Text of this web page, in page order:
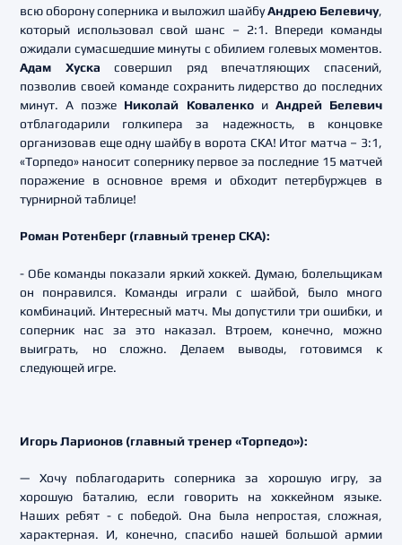
всю оборону соперника и выложил шайбуАндрею Белевичу,
который использовал свой шанс – 2:1. Впереди команды
ожидали сумасшедшие минуты с обилием голевых моментов.
Адам Хуска совершил ряд впечатляющих спасений,
позволив своей команде сохранить лидерство до последних
минут. А позже Николай Коваленкои Андрей Белевич
отблагодарили голкипера за надежность, в концовке
организовав еще одну шайбу в ворота СКА! Итог матча – 3:1,
«Торпедо» наносит сопернику первое за последние 15 матчей
поражение в основное время и обходит петербуржцев в
турнирной таблице!
Роман Ротенберг (главный тренер СКА):
- Обе команды показали яркий хоккей. Думаю, болельщикам
он понравился. Команды играли с шайбой, было много
комбинаций. Интересный матч. Мы допустили три ошибки, и
соперник нас за это наказал. Втроем, конечно, можно
выиграть, но сложно. Делаем выводы, готовимся к
следующей игре.
Игорь Ларионов (главный тренер «Торпедо»):
— Хочу поблагодарить соперника за хорошую игру, за
хорошую баталию, если говорить на хоккейном языке.
Наших ребят - с победой. Она была непростая, сложная,
характерная. И, конечно, спасибо нашей большой армии